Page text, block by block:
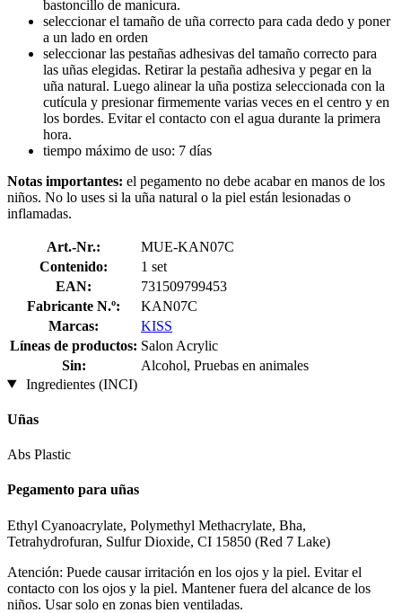
bastoncillo de manicura.
seleccionar el tamaño de uña correcto para cada dedo y poner
a un lado en orden
seleccionar las pestañas adhesivas del tamaño correcto para
las uñas elegidas. Retirar la pestaña adhesiva y pegar en la
uña natural. Luego alinear la uña postiza seleccionada con la
cutícula y presionar firmemente varias veces en el centro y en
los bordes. Evitar el contacto con el agua durante la primera
hora.
tiempo máximo de uso: 7 días
Notas importantes: el pegamento no debe acabar en manos de los
niños. No lo uses si la uña natural o la piel están lesionadas o
inflamadas.
Art.-Nr.:
MUE-KAN07C
Contenido:
1 set
EAN:
731509799453
Fabricante N.º:
KAN07C
Marcas:
KISS
Líneas de productos: Salon Acrylic
Sin:
Alcohol, Pruebas en animales
Ingredientes (INCI)
Uñas
Abs Plastic
Pegamento para uñas
Ethyl Cyanoacrylate, Polymethyl Methacrylate, Bha,
Tetrahydrofuran, Sulfur Dioxide, CI 15850 (Red 7 Lake)
Atención: Puede causar irritación en los ojos y la piel. Evitar el
contacto con los ojos y la piel. Mantener fuera del alcance de los
niños. Usar solo en zonas bien ventiladas.